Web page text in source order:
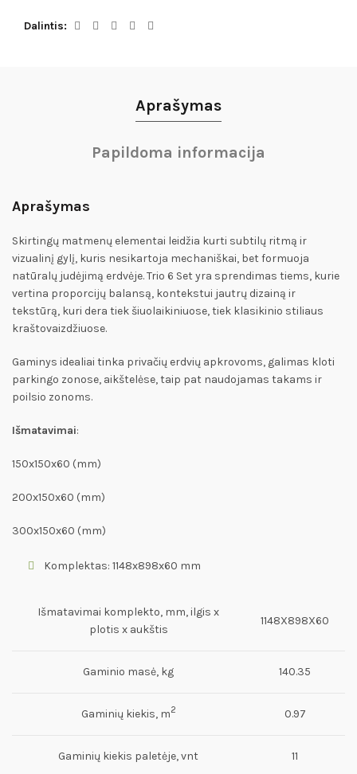
Dalintis
Aprašymas
Papildoma informacija
Aprašymas
Skirtingų matmenų elementai leidžia kurti subtilų ritmą ir
vizualinį gylį, kuris nesikartoja mechaniškai, bet formuoja
natūralų judėjimą erdvėje. Trio 6 Set yra sprendimas tiems, kurie
vertina proporcijų balansą, kontekstui jautrų dizainą ir
tekstūrą, kuri dera tiek šiuolaikiniuose, tiek klasikinio stiliaus
kraštovaizdžiuose.
Gaminys idealiai tinka privačių erdvių apkrovoms, galimas kloti
parkingo zonose, aikštelėse, taip pat naudojamas takams ir
poilsio zonoms.
Išmatavimai:
150x150x60 (mm)
200x150x60 (mm)
300x150x60 (mm)
Komplektas: 1148x898x60 mm
Išmatavimai komplekto, mm, ilgis x
plotis x aukštis
1148X898X60
Gaminio masė, kg 140.35
Gaminių kiekis, m2 0.97
Gaminių kiekis paletėje, vnt 11